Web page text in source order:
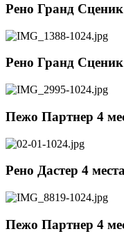
Рено Гранд Сценик
Рено Гранд
Пежо Партнер 4
Рено Дастер 4
Пежо Партнер 4